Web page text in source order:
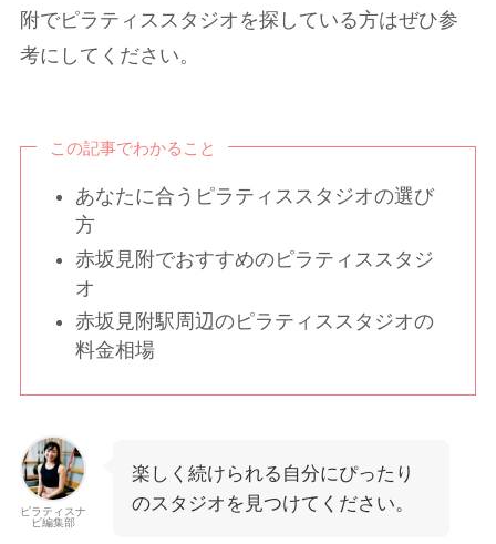
附でピラティススタジオを探している方はぜひ参
考にしてください。
この記事でわかること
あなたに合うピラティススタジオの選び
方
赤坂見附でおすすめのピラティススタジ
オ
赤坂見附駅周辺のピラティススタジオの
料金相場
ピラティスナ
ビ編集部
楽しく続けられる自分にぴったり
のスタジオを見つけてください。